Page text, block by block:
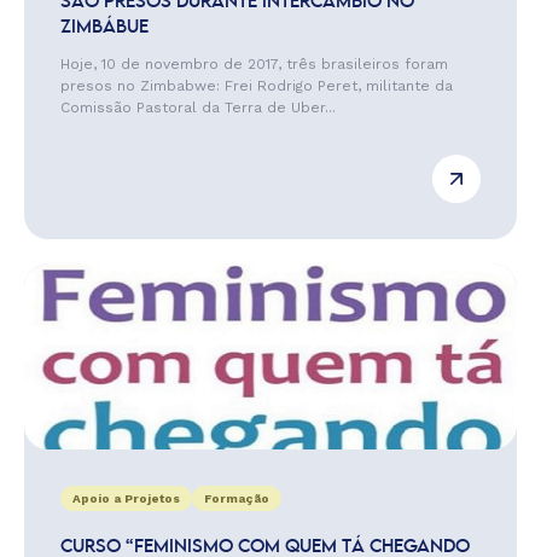
ZIMBÁBUE
Hoje, 10 de novembro de 2017, três brasileiros foram
presos no Zimbabwe: Frei Rodrigo Peret, militante da
Comissão Pastoral da Terra de Uber...
Apoio a Projetos Formação
CURSO “FEMINISMO COM QUEM TÁ CHEGANDO